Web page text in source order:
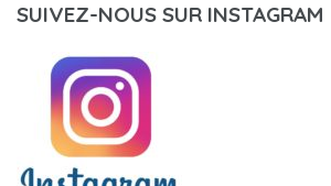
SUIVEZ-NOUS SUR INSTAGRAM